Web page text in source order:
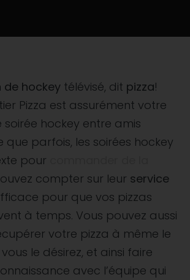
hockey télévisé, dit pizza!
Pizza est assurément votre
soirée hockey entre amis
que parfois, les soirées hockey
pour
compter sur leur service
pour que vos pizzas
à temps. Vous pouvez aussi
votre pizza à même le
le désirez, et ainsi faire
avec l’équipe qui